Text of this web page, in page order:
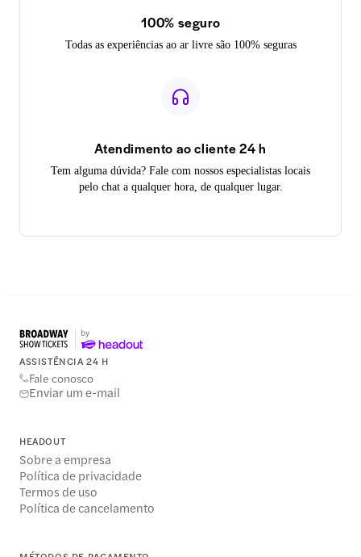
100% seguro
Todas as experiências ao ar livre são 100% seguras
Atendimento ao cliente 24 h
Tem alguma dúvida? Fale com nossos especialistas locais
pelo chat a qualquer hora, de qualquer lugar.
ASSISTÊNCIA 24 H
Fale conosco
Enviar um e-mail
HEADOUT
Sobre a empresa
Política de privacidade
Termos de uso
Política de cancelamento